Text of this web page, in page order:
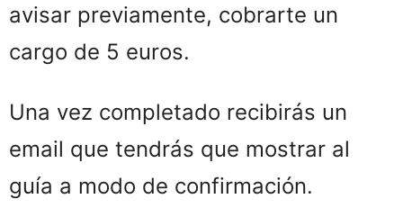
avisar previamente, cobrarte un
cargo de 5 euros.
Una vez completado recibirás un
email que tendrás que mostrar al
guía a modo de confirmación.